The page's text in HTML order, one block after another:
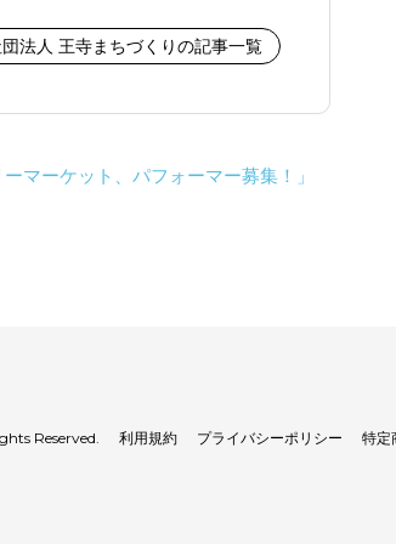
法人 王寺まちづくりの記事一覧
マーケット、パフォーマー募集！」
Reserved. 利用規約 プライバシーポリシー 特定